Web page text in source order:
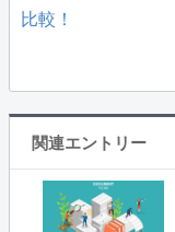
比較！
関連エントリー